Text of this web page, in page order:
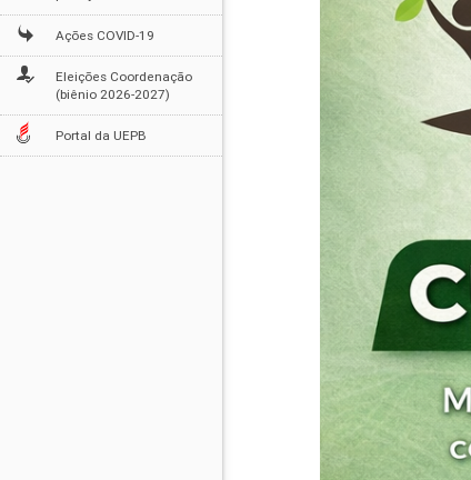
Ações COVID-19
Eleições Coordenação
(biênio 2026-2027)
Portal da UEPB